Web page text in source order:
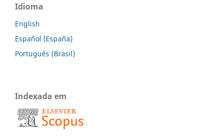
Idioma
English
Español (España)
Português (Brasil)
Indexada em